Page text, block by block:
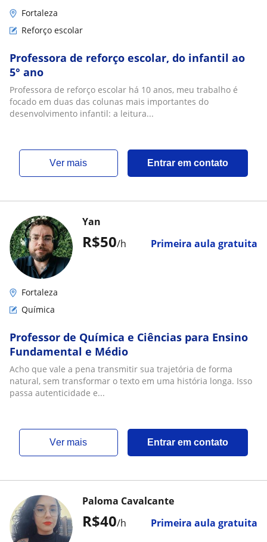
Fortaleza
Reforço escolar
Professora de reforço escolar, do infantil ao
5° ano
Professora de reforço escolar há 10 anos, meu trabalho é
focado em duas das colunas mais importantes do
desenvolvimento infantil: a leitura...
ver mais Entrar em contato
R$50/h Primeira aula gratuita
Yan
Fortaleza
Química
Professor de Química e Ciências para Ensino
Fundamental e Médio
Acho que vale a pena transmitir sua trajetória de forma
natural, sem transformar o texto em uma história longa. Isso
passa autenticidade e...
ver mais Entrar em contato
R$40/h Primeira aula gratuita
Paloma Cavalcante